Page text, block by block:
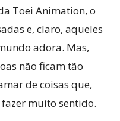
Toei Animation, o
e, claro, aqueles
adora. Mas,
não ficam tão
de coisas que,
muito sentido.